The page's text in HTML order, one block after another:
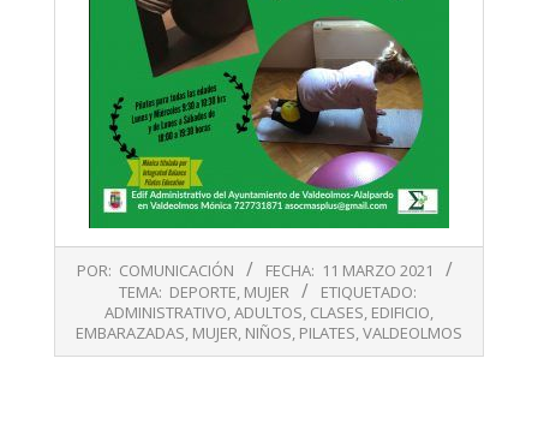
03-
POR: COMUNICACIÓN FECHA: 11 MARZO 2021
TEMA: DEPORTE, MUJER
ETIQUETADO:
ADMINISTRATIVO,ADULTOS, CLASES, EDIFICIO,
EMBARAZADAS, MUJER, NIÑOS, PILATES,VALDEOLMOS